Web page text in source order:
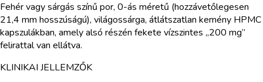
Fehér vagy sárgás színű por, 0-ás méretű (hozzávetőlegesen
21,4 mm hosszúságú), világossárga, átlátszatlan kemény HPMC
kapszulákban, amely alsó részén fekete vízszintes „200 mg”
felirattal van ellátva.
KLINIKAI JELLEMZŐK